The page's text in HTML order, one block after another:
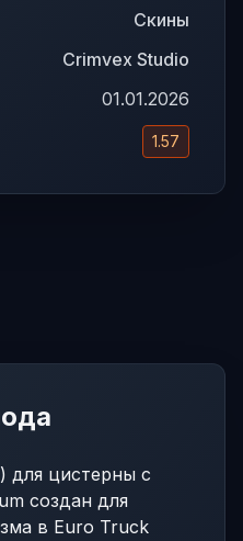
Скины
Crimvex Studio
01.01.2026
1.57
для цистерны с
создан для
в Euro Truck